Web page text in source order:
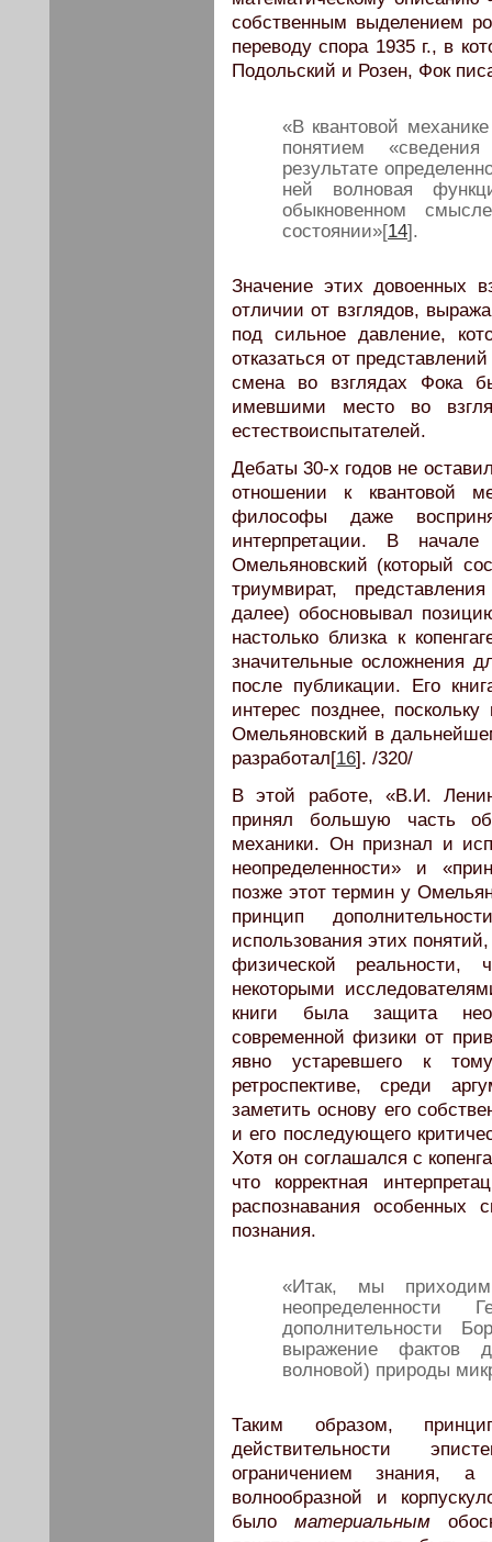
собственным выделением
переводу спора 1935 г., в
Подольский и Розен, Фок
«В квантовой
понятием
результате
ней волновая
обыкновенном
состоянии»[14].
Значение этих довоенных
отличии от взглядов,
под сильное давление,
отказаться от
смена во взглядах Фока
имевшими место во
естествоиспытателей.
Дебаты 30-х годов не
отношении к квантовой
философы даже
интерпретации. В
Омельяновский (который
триумвират,
далее) обосновывал
настолько близка к
значительные осложнения
после публикации. Его
интерес позднее,
Омельяновский в
разработал[16]. /320/
В этой работе, «В.И.
принял большую часть
механики. Он признал и
неопределенности» и
позже этот термин у
принцип
использования этих
физической
некоторыми
книги была защита
современной физики от
явно устаревшего к
ретроспективе, среди
заметить основу его
и его последующего
Хотя он соглашался с
что корректная
распознавания
познания.
«Итак, мы
дополнительности
выражение фактов
волновой) природы
Таким образом,
действительности
ограничением знания, а
волнообразной и
быломатериальным